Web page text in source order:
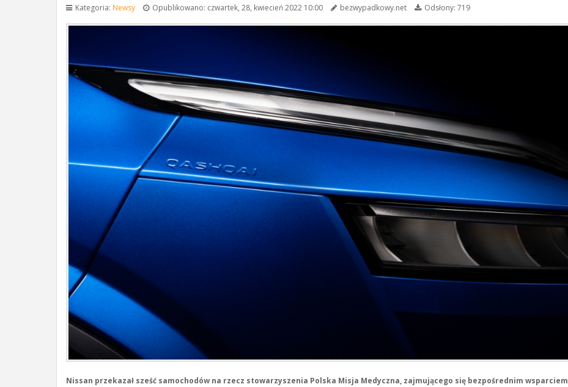
Kategoria: Newsy Opublikowano: czwartek, 28, kwiecień 2022 10:00 bezwypadkowy.net Odsłony: 719
Nissan przekazał sześć samochodów na rzecz stowarzyszenia Polska Misja Medyczna, zajmującego się bezpośrednim wsparciem